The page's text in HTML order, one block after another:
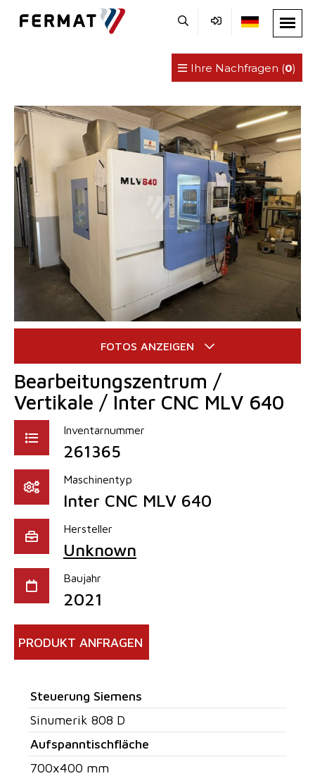
Ihre Nachfragen (0)
Bearbeitungszentrum /
Vertikale / Inter CNC MLV 640
Inventarnummer
261365
Maschinentyp
Inter CNC MLV 640
Hersteller
Unknown
Baujahr
2021
PRODUKT ANFRAGEN
Steuerung Siemens
Sinumerik 808 D
Aufspanntischfläche
700x400 mm